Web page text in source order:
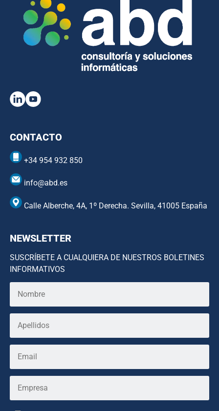
CONTACTO
+34 954 932 850
info@abd.es
Calle Alberche, 4A, 1º Derecha. Sevilla, 41005 España
NEWSLETTER
SUSCRÍBETE A CUALQUIERA DE NUESTROS BOLETINES
INFORMATIVOS